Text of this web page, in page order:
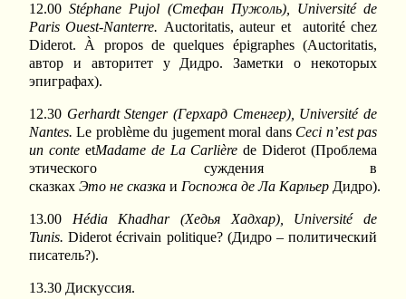
12.00Stéphane Pujol (Стефан Пужоль), Université de
Paris Ouest-Nanterre. Auctoritatis, auteur et autorité chez
Diderot. À propos de quelques épigraphes (Auctoritatis,
автор и авторитет у Дидро. Заметки о некоторых
эпиграфах).
12.30 Gerhardt Stenger (Герхард Стенгер), Université de
Nantes. Le problème du jugement moral dans Ceci n’est pas
un conteetMadame de La Carlière de Diderot (Проблема
этического суждения в
сказках Это не сказка и Госпожа де Ла Карльер Дидро).
13.00 Hédia Khadhar (Хедья Хадхар), Université de
Tunis. Diderot écrivain politique? (Дидро – политический
писатель?).
13.30 Дискуссия.